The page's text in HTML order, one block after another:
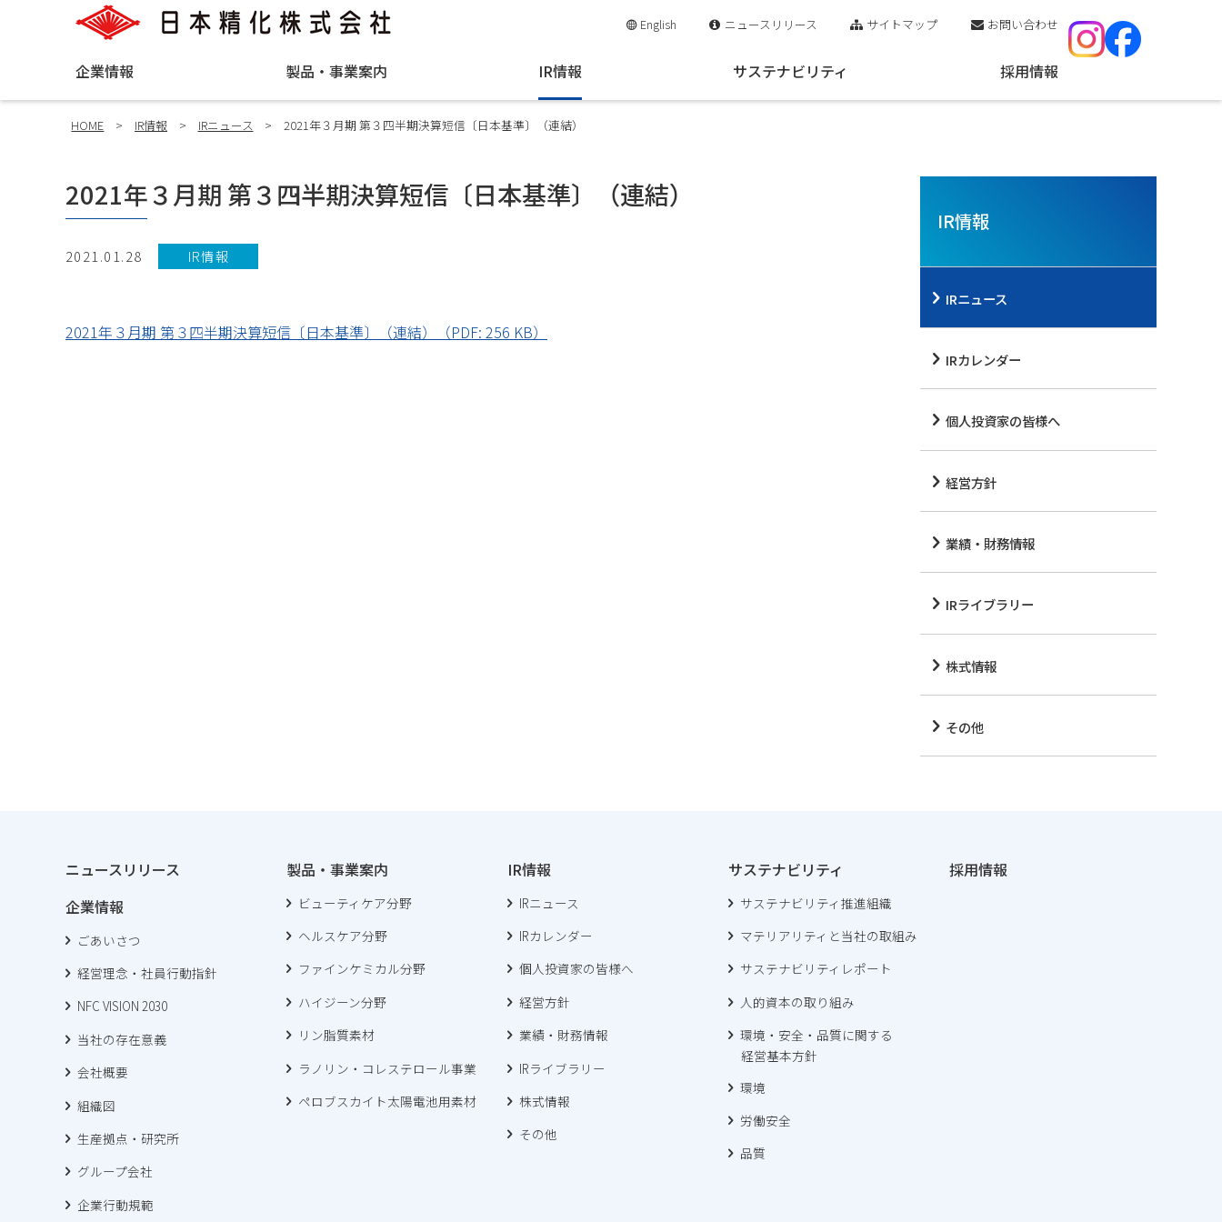
English ニュースリリース サイトマップ お問い合わせ
企業情報 製品・事業案内 IR情報 サステナビリティ 採用情報
HOME > IR情報 > IRニュース > 2021年３月期 第３四半期決算短信〔日本基準〕（連結）
2021年３月期 第３四半期決算短信〔日本基準〕（連結）
2021.01.28 IR情報
2021年３月期 第３四半期決算短信〔日本基準〕（連結）（PDF: 256 KB）
IR情報
IRニュース
IRカレンダー
個人投資家の皆様へ
経営方針
業績・財務情報
IRライブラリー
株式情報
その他
ニュースリリース
企業情報
ごあいさつ
経営理念・社員行動指針
NFC VISION 2030
当社の存在意義
会社概要
組織図
生産拠点・研究所
グループ会社
企業行動規範
製品・事業案内
ビューティケア分野
ヘルスケア分野
ファインケミカル分野
ハイジーン分野
リン脂質素材
ラノリン・コレステロール事業
ペロブスカイト太陽電池用素材
IR情報
IRニュース
IRカレンダー
個人投資家の皆様へ
経営方針
業績・財務情報
IRライブラリー
株式情報
その他
サステナビリティ
サステナビリティ推進組織
マテリアリティと当社の取組み
サステナビリティレポート
人的資本の取り組み
環境・安全・品質に関する
経営基本方針
環境
労働安全
品質
採用情報